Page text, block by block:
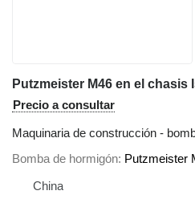
Putzmeister M46 en el chasis
Precio a consultar
Maquinaria de construcción -
Bomba de hormigón Putzmeister
China